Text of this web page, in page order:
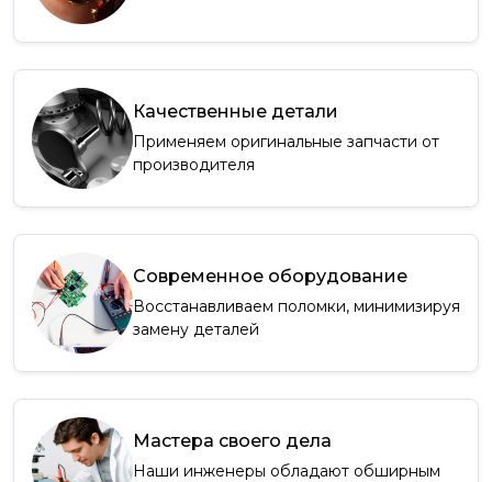
Качественные детали
Применяем оригинальные запчасти от
производителя
Современное оборудование
Восстанавливаем поломки, минимизируя
замену деталей
Мастера своего дела
Наши инженеры обладают обширным